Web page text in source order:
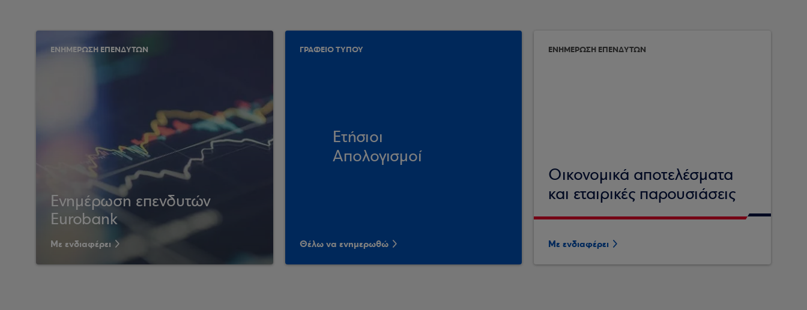
ΕΝΗΜΕΡΩΣΗ ΕΠΕΝΔΥΤΩΝ
Ενημέρωση επενδυτών
Eurobank
Με ενδιαφέρει
ΓΡΑΦΕΙΟ ΤΥΠΟΥ
Ετήσιοι
Απολογισμοί
Θέλω να ενημερωθώ
ΕΝΗΜΕΡΩΣΗ ΕΠΕΝΔΥΤΩΝ
Οικονομικά αποτελέσματα
και εταιρικές παρουσιάσεις
Με ενδιαφέρει